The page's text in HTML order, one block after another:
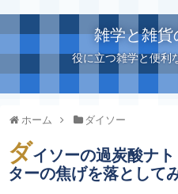
雑学と雑貨
役に立つ雑学と便利
ホーム ダイソー
ダイソーの過炭酸ナ
ターの焦げを落として